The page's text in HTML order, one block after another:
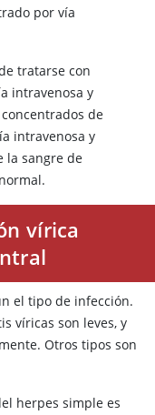
por vía
tratarse con
intravenosa y
de
intravenosa y
la sangre de
vírica
el tipo de infección.
víricas son leves, y
Otros tipos son
herpes simple es